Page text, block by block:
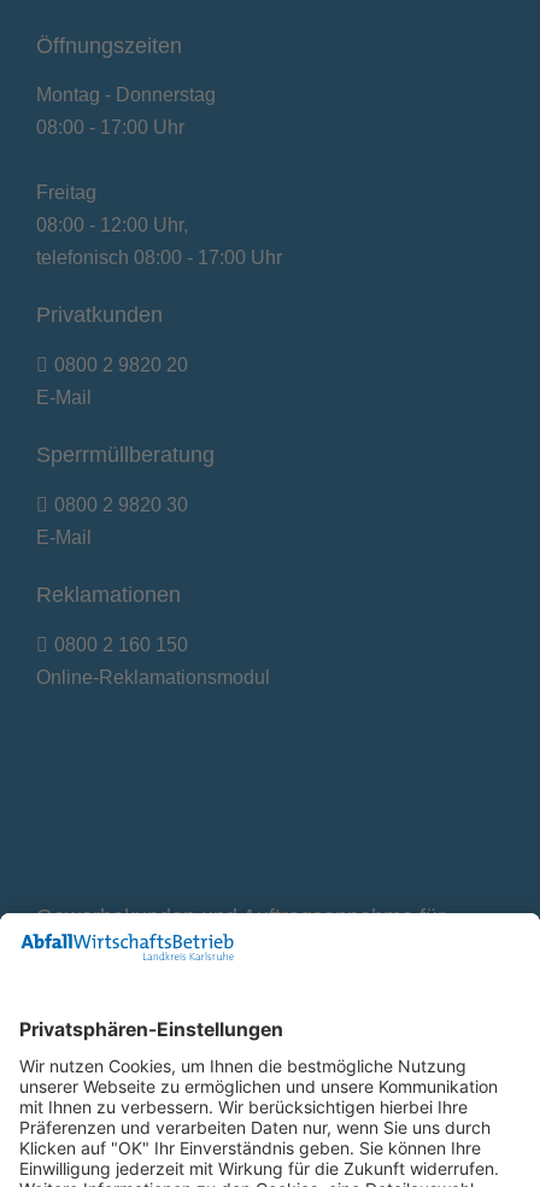
Öffnungszeiten
Montag - Donnerstag
08:00 - 17:00 Uhr
Freitag
08:00 - 12:00 Uhr,
telefonisch 08:00 - 17:00 Uhr
Privatkunden
0800 2 9820 20
E-Mail
Sperrmüllberatung
0800 2 9820 30
E-Mail
Reklamationen
0800 2 160 150
Online-Reklamationsmodul
Gewerbekunden und Auftragsannahme für
Container
E-Mail
Bleiben Sie in Verbindung
Facebook Landkreis Karlsruhe
Instagram Landkreis Karlsruhe